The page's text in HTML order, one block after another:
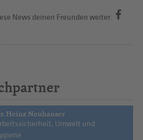
News deinen Freunden weiter.
Heinz Neuhauser
Umwelt und